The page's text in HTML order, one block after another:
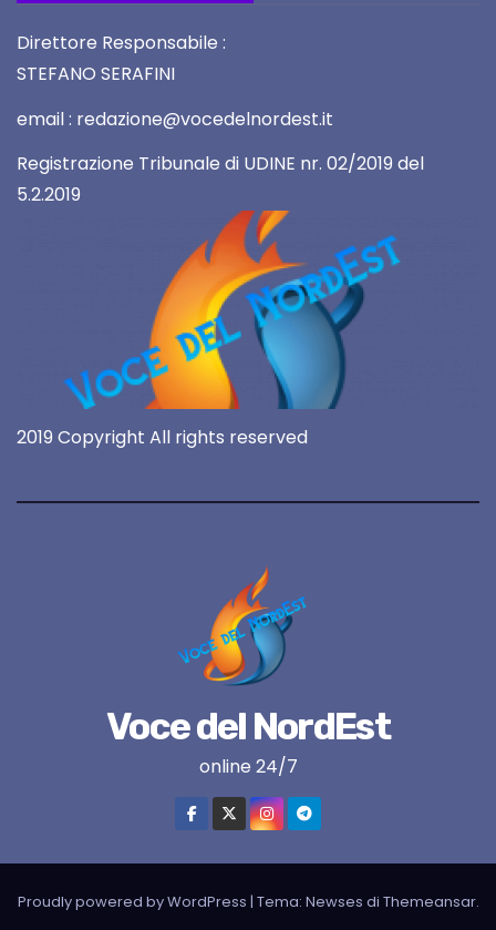
Direttore Responsabile :
STEFANO SERAFINI
email : redazione@vocedelnordest.it
Registrazione Tribunale di UDINE nr. 02/2019 del
5.2.2019
2019 Copyright All rights reserved
Voce del NordEst
online 24/7
Proudly powered by WordPress | Tema: Newses di Themeansar.